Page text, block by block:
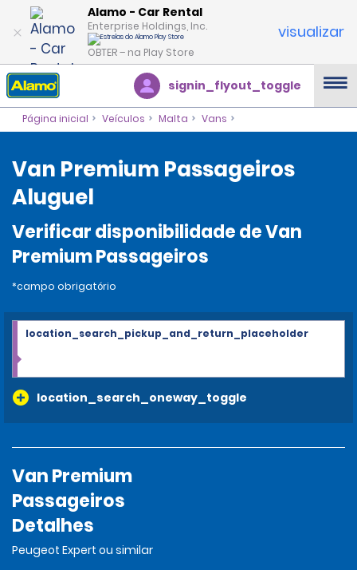
Alamo - Car Rental
Enterprise Holdings, Inc.
OBTER – na Play Store
visualizar
signin_flyout_toggle
Página inicial Veículos Malta Vans
Van Premium Passageiros
Aluguel
Verificar disponibilidade de Van
Premium Passageiros
*campo obrigatório
location_search_oneway_toggle
location_search_pickup_and_return_placeholder
Van Premium
Passageiros
Detalhes
Peugeot Expert ou similar